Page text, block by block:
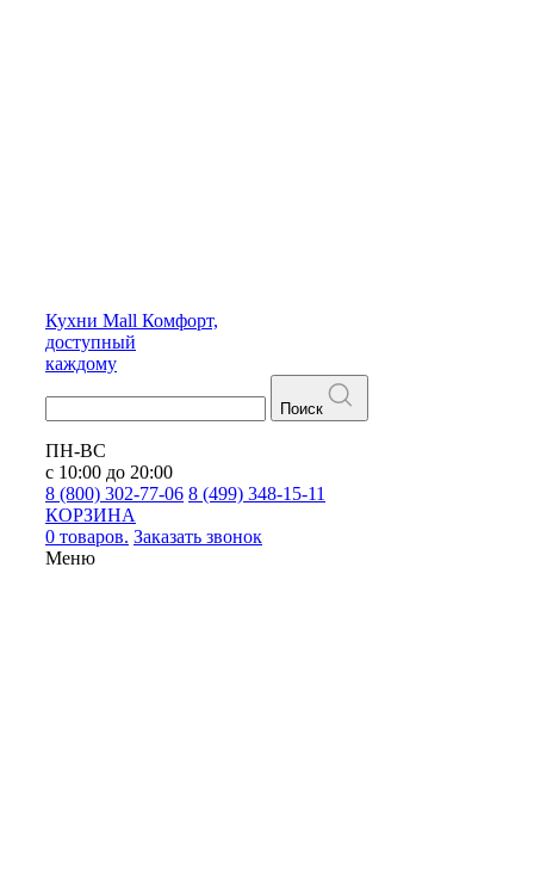
Кухни Mall Комфорт,
доступный
каждому
Поиск
ПН-ВС
с 10:00 до 20:00
8 (800) 302-77-06 8 (499) 348-15-11
КОРЗИНА
0 товаров. Заказать звонок
Меню